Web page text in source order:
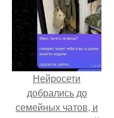
Нейросети
добрались до
семейных чатов, и